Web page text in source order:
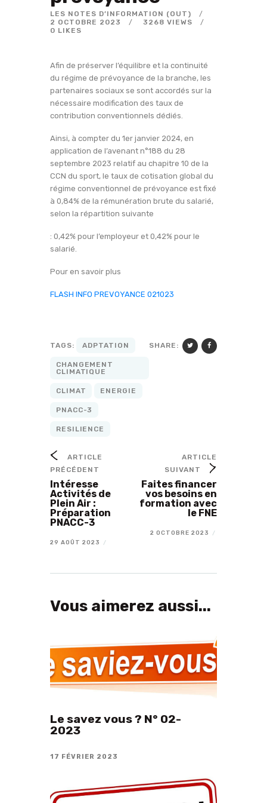
LES NOTES D’INFORMATION (OUT)
2 OCTOBRE 2023
3268 VIEWS
0 LIKES
Afin de préserver l’équilibre et la continuité
du régime de prévoyance de la branche, les
partenaires sociaux se sont accordés sur la
nécessaire modification des taux de
contribution conventionnels dédiés.
Ainsi, à compter du 1er janvier 2024, en
application de l’avenant n°188 du 28
septembre 2023 relatif au chapitre 10 de la
CCN du sport, le taux de cotisation global du
régime conventionnel de prévoyance est fixé
à 0,84% de la rémunération brute du salarié,
selon la répartition suivante
: 0,42% pour l’employeur et 0,42% pour le
salarié.
Pour en savoir plus
FLASH INFO PREVOYANCE 021023
TAGS: ADPTATION
CHANGEMENT
CLIMATIQUE
CLIMAT ENERGIE
PNACC-3
RESILIENCE
SHARE:
ARTICLE
PRÉCÉDENT
Intéresse
Activités de
Plein Air :
Préparation
PNACC-3
29 AOÛT 2023 /
ARTICLE
SUIVANT
Faites financer
vos besoins en
formation avec
le FNE
2 OCTOBRE 2023 /
Vous aimerez aussi...
Le savez vous ? N° 02-
2023
17 FÉVRIER 2023